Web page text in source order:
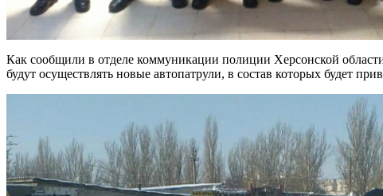
Как сообщили в отделе коммуникации полиции Херсонской
будут осуществлять новые автопатрули, в состав которых будет